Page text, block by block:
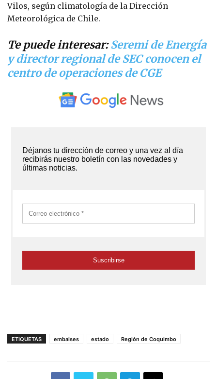
Vilos, según climatología de la Dirección
Meteorológica de Chile.
Te puede interesar:Seremi de Energía
y director regional de SEC conocen el
centro de operaciones de CGE
ETIQUETAS embalses estado Región de Coquimbo